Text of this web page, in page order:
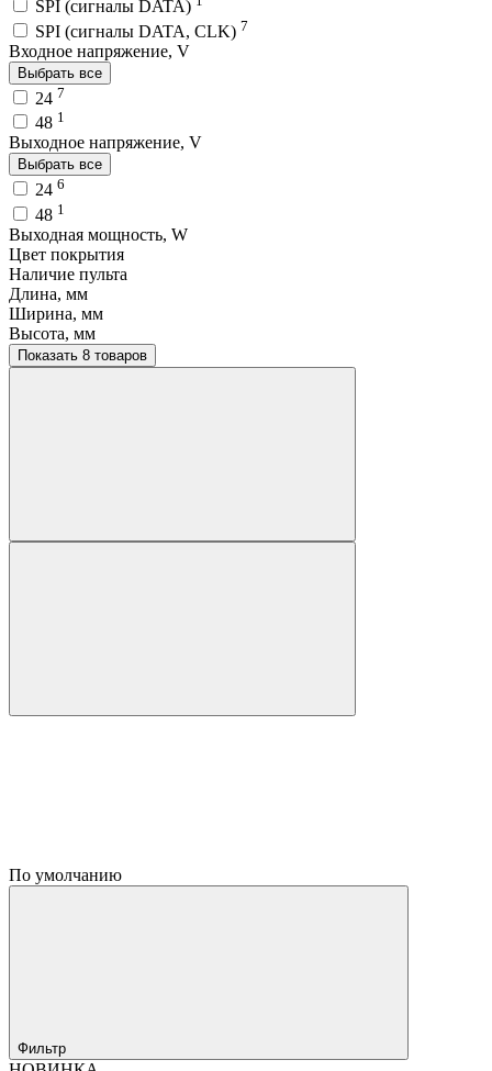
SPI (сигналы DATA)
SPI (сигналы DATA, CLK) 7
Входное напряжение, V
Выбрать все
24 7
48 1
Выходное напряжение, V
Выбрать все
24 6
48 1
Выходная мощность, W
Цвет покрытия
Наличие пульта
Длина, мм
Ширина, мм
Высота, мм
Показать 8 товаров
По умолчанию
Фильтр